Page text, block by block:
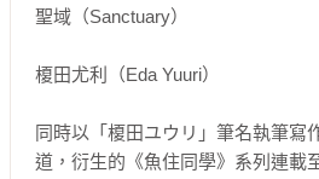
☆ 臺日雙面書衣 × 限量收藏書卡 ☆
宙。
BL｜ 一穂ミチ
解說  BL科幻宣言：「BL科幻」是
譯後記  BL與科幻：現實與虛擬的
聖域（Sanctuary）
榎田尤利（Eda Yuuri）
同時以「榎田ユウリ」筆名執筆寫
道，衍生的《魚住同學》系列連載